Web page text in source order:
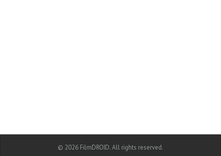
© 2026 FilmDROID. All rights reserved.